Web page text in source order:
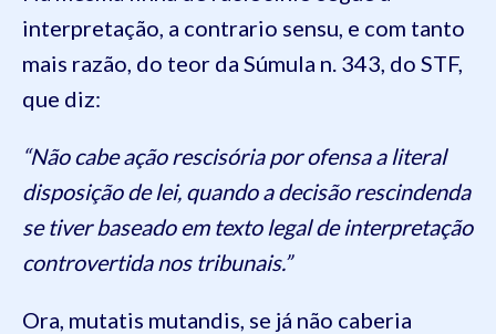
interpretação, a contrario sensu, e com tanto
mais razão, do teor da Súmula n. 343, do STF,
que diz:
“Não cabe ação rescisória por ofensa a literal
disposição de lei, quando a decisão rescindenda
se tiver baseado em texto legal de interpretação
controvertida nos tribunais.”
Ora, mutatis mutandis, se já não caberia